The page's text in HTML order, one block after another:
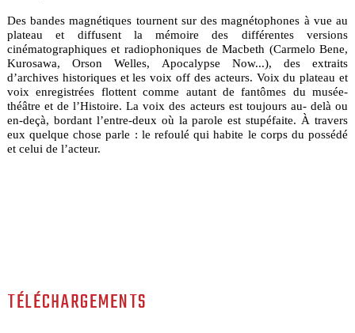
Des bandes magnétiques tournent sur des magnétophones à vue au
plateau et diffusent la mémoire des différentes versions
cinématographiques et radiophoniques de Macbeth (Carmelo Bene,
Kurosawa, Orson Welles, Apocalypse Now...), des extraits
d’archives historiques et les voix off des acteurs. Voix du plateau et
voix enregistrées flottent comme autant de fantômes du musée-
théâtre et de l’Histoire. La voix des acteurs est toujours au- delà ou
en-deçà, bordant l’entre-deux où la parole est stupéfaite. À travers
eux quelque chose parle : le refoulé qui habite le corps du possédé
et celui de l’acteur.
TÉLÉCHARGEMENTS